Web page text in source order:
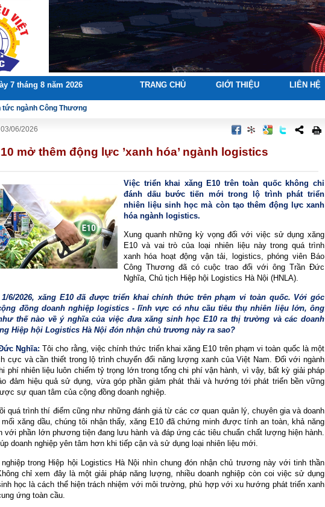
7 tháng 8 năm 2026 TRANG CHỦ GIỚI THIỆU LIÊN HỆ
tức ngành Công Thương
06/2026
mở thêm động lực ’xanh hóa’ ngành logistics
Việc triển khai xăng E10 trên toàn quốc không chỉ
đánh dấu bước tiến mới trong lộ trình phát triển
nhiên liệu sinh học mà còn tạo thêm động lực xanh
hóa ngành logistics.
Xung quanh những kỳ vọng đối với việc sử dụng xăng
E10 và vai trò của loại nhiên liệu này trong quá trình
xanh hóa hoạt động vận tải, logistics, phóng viên Báo
Công Thương đã có cuộc trao đổi với ông Trần Đức
Nghĩa, Chủ tịch Hiệp hội Logistics Hà Nội (HNLA).
6/2026, xăng E10 đã được triển khai chính thức trên phạm vi toàn quốc. Với góc
đồng doanh nghiệp logistics - lĩnh vực có nhu cầu tiêu thụ nhiên liệu lớn, ông
thế nào về ý nghĩa của việc đưa xăng sinh học E10 ra thị trường và các doanh
Hiệp hội Logistics Hà Nội đón nhận chủ trương này ra sao?
Nghĩa: Tôi cho rằng, việc chính thức triển khai xăng E10 trên phạm vi toàn quốc là một
cực và cần thiết trong lộ trình chuyển đổi năng lượng xanh của Việt Nam. Đối với ngành
phí nhiên liệu luôn chiếm tỷ trọng lớn trong tổng chi phí vận hành, vì vậy, bất kỳ giải pháp
đảm hiệu quả sử dụng, vừa góp phần giảm phát thải và hướng tới phát triển bền vững
sự quan tâm của cộng đồng doanh nghiệp.
quá trình thí điểm cũng như những đánh giá từ các cơ quan quản lý, chuyên gia và doanh
mối xăng dầu, chúng tôi nhận thấy, xăng E10 đã chứng minh được tính an toàn, khả năng
với phần lớn phương tiện đang lưu hành và đáp ứng các tiêu chuẩn chất lượng hiện hành.
doanh nghiệp yên tâm hơn khi tiếp cận và sử dụng loại nhiên liệu mới.
nghiệp trong Hiệp hội Logistics Hà Nội nhìn chung đón nhận chủ trương này với tinh thần
chỉ xem đây là một giải pháp năng lượng, nhiều doanh nghiệp còn coi việc sử dụng
học là cách thể hiện trách nhiệm với môi trường, phù hợp với xu hướng phát triển xanh
ứng toàn cầu.